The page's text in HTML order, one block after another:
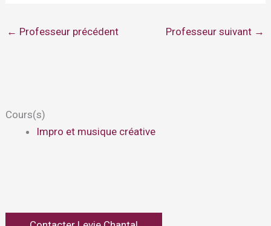
← Professeur précédent Professeur suivant →
Cours(s)
Impro et musique créative